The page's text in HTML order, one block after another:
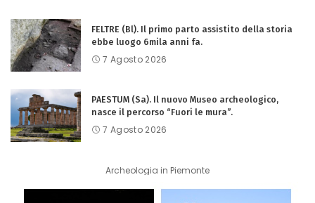
FELTRE (Bl). Il primo parto assistito della storia
ebbe luogo 6mila anni fa.
7 Agosto 2026
PAESTUM (Sa). Il nuovo Museo archeologico,
nasce il percorso “Fuori le mura”.
7 Agosto 2026
Archeologia in Piemonte